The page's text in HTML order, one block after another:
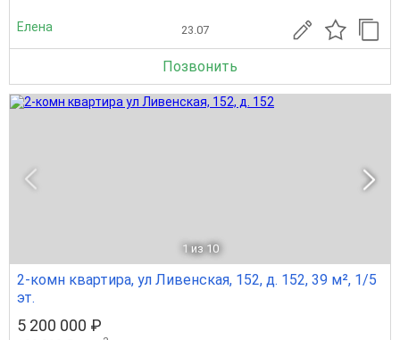
Елена 23.07
Позвонить
1 из 10
2-комн квартира, ул Ливенская, 152, д. 152, 39 м², 1/5
эт.
5 200 000 ₽